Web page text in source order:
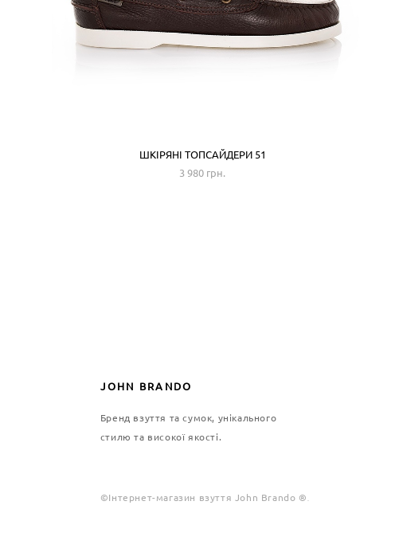
ШКІРЯНІ ТОПСАЙДЕРИ 51
3 980 грн.
JOHN BRANDO
Бренд взуття та сумок, унікального
стилю та високої якості.
©Інтернет-магазин взуття John Brando ®